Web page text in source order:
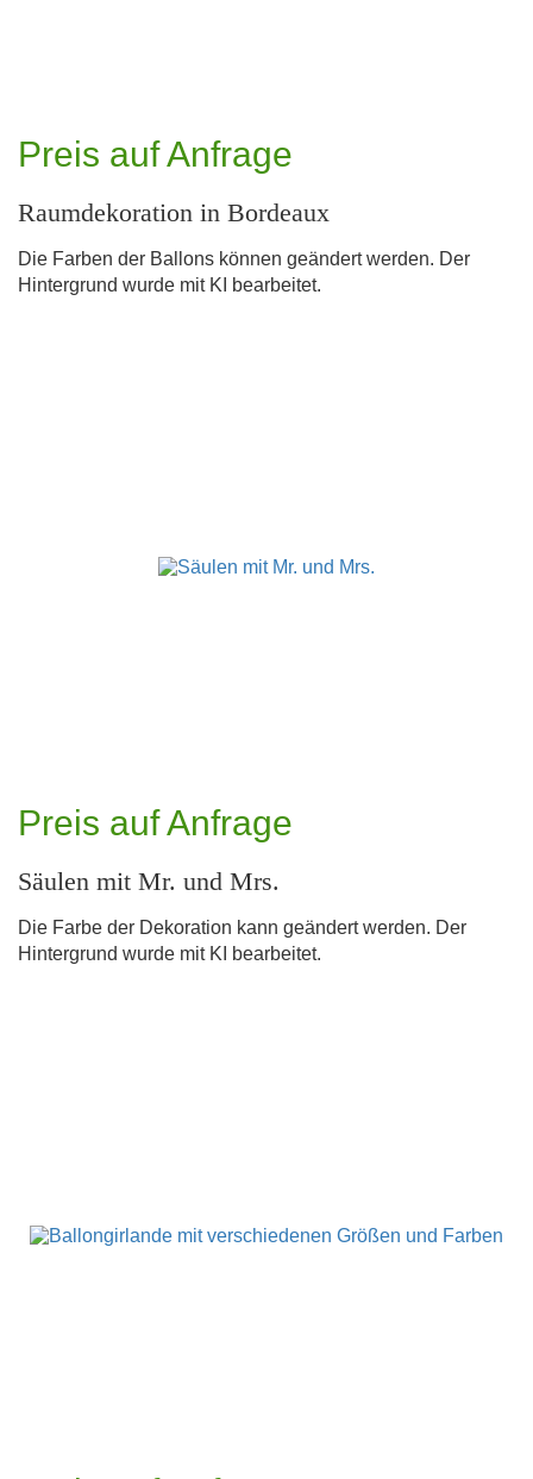
Preis auf Anfrage
Raumdekoration in Bordeaux
Die Farben der Ballons können geändert werden. Der
Hintergrund wurde mit KI bearbeitet.
Preis auf Anfrage
Säulen mit Mr. und Mrs.
Die Farbe der Dekoration kann geändert werden. Der
Hintergrund wurde mit KI bearbeitet.